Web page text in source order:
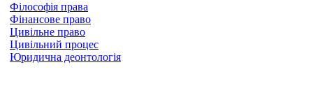
Філософія права
Фінансове право
Цивільне право
Цивільний процес
Юридична деонтологія